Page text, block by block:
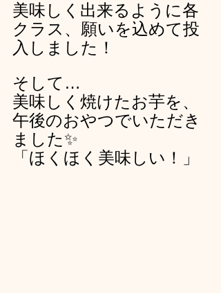
美味しく出来るように各
クラス、願いを込めて投
入しました！
そして…
美味しく焼けたお芋を、
午後のおやつでいただき
ました✨
「ほくほく美味しい！」